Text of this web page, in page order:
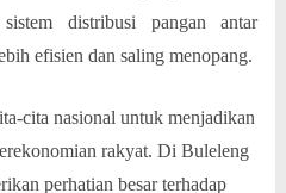
distribusi pangan antar
efisien dan saling menopang.
cita nasional untuk menjadikan
rakyat. Di Buleleng
perhatian besar terhadap